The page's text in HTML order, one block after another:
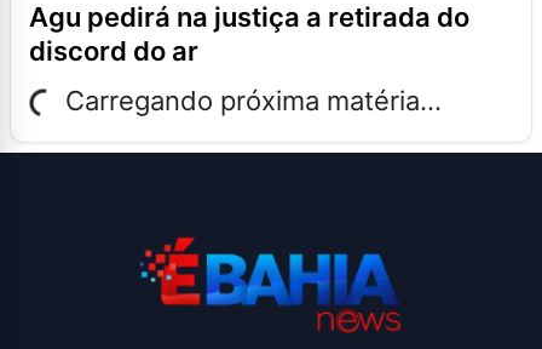
agu pedirá na justiça a retirada do
discord do ar
Carregando próxima matéria...